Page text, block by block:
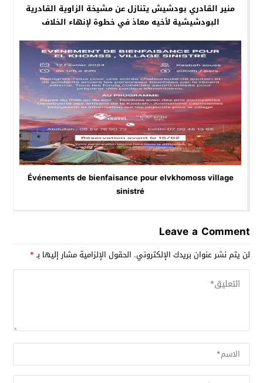
منير القادري بودشيش يتنازل عن مشيخة الزاوية القادرية
البودشيشية لأخيه معاذ في خطوة لإنهاء الخلاف
Événements de bienfaisance pour elvkhomoss village
sinistré
Leave a Comment
لن يتم نشر عنوان بريدك الإلكتروني. الحقول الإلزامية مشار إليها بـ*